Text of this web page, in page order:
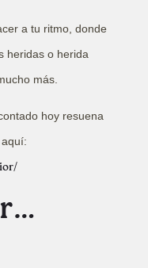
a tu ritmo, donde
heridas o herida
más.
hoy resuena